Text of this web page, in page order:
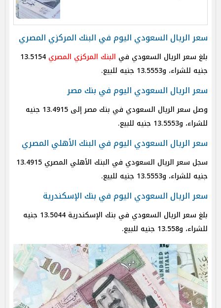
سعر الريال السعودي اليوم في البنك المركزي المصري
بلغ سعر الريال السعودي في البنك المركزي المصري 13.5154
جنيه للشراء، و13.5553 جنيه للبيع.
سعر الريال السعودي اليوم في بنك مصر
وصل سعر الريال السعودي في بنك مصر إلى 13.4915 جنيه
للشراء، و13.5553 جنيه للبيع.
سعر الريال السعودي اليوم في البنك الأهلي المصري
سجل سعر الريال السعودي في البنك الأهلي المصري 13.4915
جنيه للشراء، و13.5553 جنيه للبيع.
سعر الريال السعودي اليوم في بنك الإسكندرية
بلغ سعر الريال السعودي في بنك الإسكندرية 13.5044 جنيه
للشراء، و13.558 جنيه للبيع.